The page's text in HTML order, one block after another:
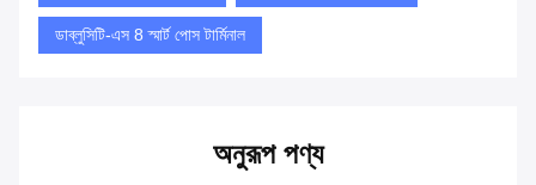
ডাব্লুসিটি-এস 8 স্মার্ট পোস টার্মিনাল
অনুরূপ পণ্য